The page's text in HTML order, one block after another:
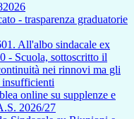
- trasparenza graduatorie
All'albo sindacale ex
- Scuola, sottoscritto il
nei rinnovi ma gli
insufficienti
online su supplenze e
2026/27